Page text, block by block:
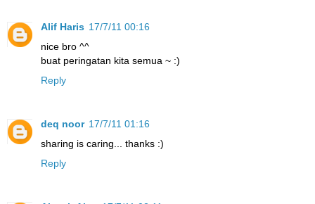
Alif Haris 17/7/11 00:16
nice bro ^^
buat peringatan kita semua ~ :)
Reply
deq noor 17/7/11 01:16
sharing is caring... thanks :)
Reply